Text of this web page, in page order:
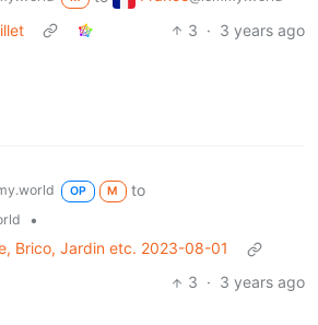
3 · 3 years ago
OP M
to
•
Brico, Jardin etc. 2023-08-01
3 · 3 years ago